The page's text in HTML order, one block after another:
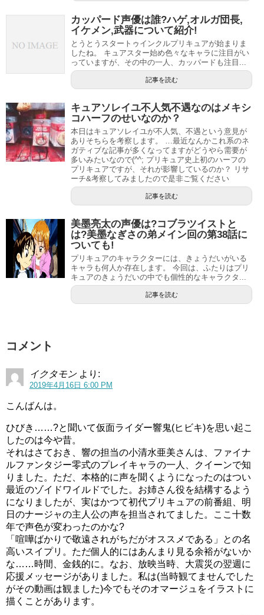
北条響は、キュアメロディに変身します。
変身前は茶髪でしたが、髪の毛の色がピンクになり、衣装
もピンクになります。
目の色も、青から水色っぽくなり、色が明るくなります。
変身アイテムはキュアモジューレで、変身するときのセリ
フは「レッツプレイ・プリキュアモジュレーション！」、
変身したあとのセリフは「爪弾くは荒ぶる調べ！キュアメ
ロディ！」です。
お腹が出ていて、肩とスカート部分にとにかくフリルが多
く、とてもかわいいコスチュームになっています。
関連記事
関連記事 プリキュアが所属している部活（スイートプリキュア♪編）【歴代プリキュア雑学】
記事の続きを読む
くなったのかもしれませんね。
朝日奈みらいとリコの誕生日はいつ？由来は？
関連記事
引用元：ニコニコ動画
北条響はスイートプリキュア第10話「ウッホッホー！響先
このお話では、父親に頼まれて幼稚園の合唱の指導に行く
ことになったのですが、園児たちは騒いで全然いう事を聞
いてくれず、北条響が「なんでもするからちゃんと歌っ
て」と言います。
すると、園児たちは「じゃあゴリラの真似をして」という
のですが、「えっ、ゴリラ…？」と、北条響は戸惑ってし
まいます。
しかし園児たちがみんなでゴリラコールをし始めたので、
「わかった！ここで決めなきゃ女がすたる！」といつもの
口癖を言って、ゴリラの真似を始めました。
スポンサーリンク
カッパード声優は誰?ハゲ,オルガ団長,
イケメン,武器について紹介!
とうとうスタートゥインクルプリキュアが始まりま
したね。 キュアスター始め色々なキャラに注目がい
っていますが、その中の一人、カッパードも注目...
記事を読む
キュアソレイユ不人気不遇なのはメキシ
コハーフのせいなのか？
本日はキュアソレイユが不人気、不遇という意見が
ありそちらを考察します。 …最近なんかこれ系のネ
ガティブな記事が多くなってますがどうやら需要が
多いみたいなので(^^; プリキュア史上初のハーフの
プリキュアですが、それが影響しているのか？ リサ
ーチ&考察してみましたので是非ご覧ください
記事を読む
美墨亮太の声優は?コブラツイストと
は?美墨なぎさの弟メイン回の第38話に
ついても!
プリキュアのキャラクターには、きょうだいがいる
キャラも何人か存在します。 今回は、ふたりはプリ
キュアのきょうだいの中でも個性的なキャラクタ...
記事を読む
コメント
イクタモン より:
2019年4月16日 6:00 PM
こんばんは。
ひびき……?と聞いて仮面ライダー響鬼(ヒビキ)を思い起こ
したのは今や昔。
それはさておき、響の担当の小清水亜美さんは、ファイナ
ルファンタジー零式のプレイキャラの一人、クイーンで知
りました。ただ、本格的に声を聞くようになったのはつい
最近のゾイドワイルドでした。お姉さん役を結構するよう
になりましたが、実はかつて初代プリキュアの前番組、明
日のナージャの主人公の声を担当されてました。ここ十数
年で声色が変わったのかな?
「喧嘩ばかりで敬遠されがちだがオススメである」との名
高いスイプリ。ただ個人的にはあんまり見る余裕がないか
な……時間、金銭的に。なお、放映当時、大震災の翌週に
応援メッセージがありました。私は(当時観てませんでした
がその動画は観ました)今でもそのオマージュをイラストに
描くことがあります。